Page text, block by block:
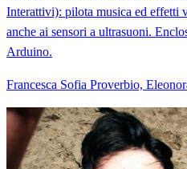
Interattivi): pilota musica ed effetti
anche ai sensori a ultrasuoni.
Arduino.
Francesca Sofia Proverbio,